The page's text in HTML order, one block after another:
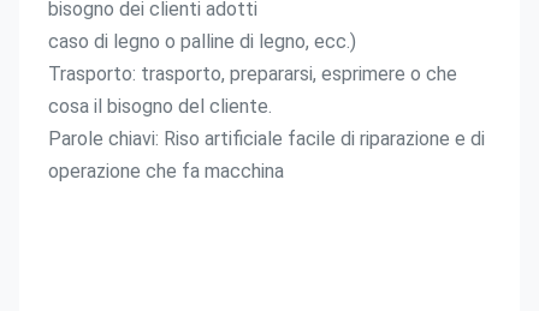
bisogno dei clienti adotti
caso di legno o palline di legno, ecc.)
Trasporto: trasporto, prepararsi, esprimere o che
cosa il bisogno del cliente.
Parole chiavi: Riso artificiale facile di riparazione e di
operazione che fa macchina